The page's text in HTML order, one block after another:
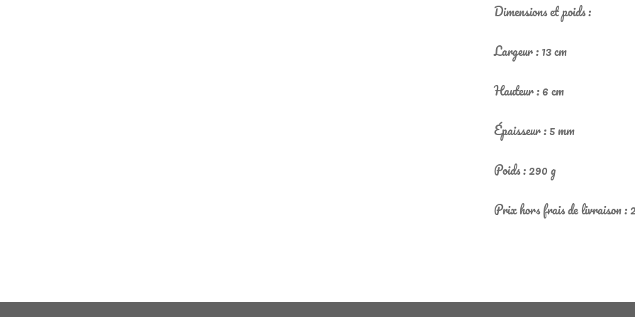
Dimensions et poids :
Largeur : 13 cm
Hauteur : 6 cm
Épaisseur : 5 mm
Poids : 290 g
Prix hors frais de livraison :